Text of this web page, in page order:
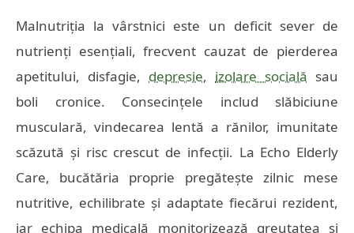
Malnutriția la vârstnici este un deficit sever de
nutrienți esențiali, frecvent cauzat de pierderea
apetitului, disfagie, depresie, izolare socială sau
boli cronice. Consecințele includ slăbiciune
musculară, vindecarea lentă a rănilor, imunitate
scăzută și risc crescut de infecții. La Echo Elderly
Care, bucătăria proprie pregătește zilnic mese
nutritive, echilibrate și adaptate fiecărui rezident,
iar echipa medicală monitorizează greutatea și